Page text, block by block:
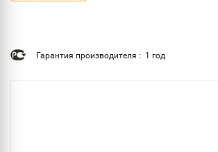
Гарантия производителя : 1 год